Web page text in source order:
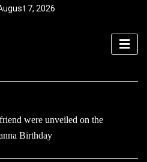
7, 2026
were unveiled on the
Birthday